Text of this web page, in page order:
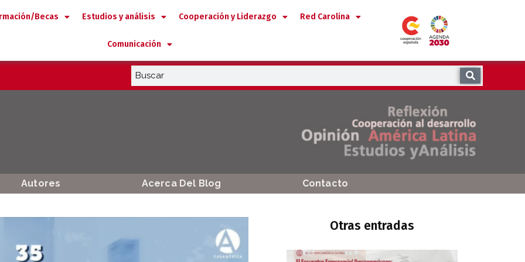
Becas Estudios y análisis Cooperación y Liderazgo Red Carolina
Comunicación
Autores Acerca Del Blog Contacto
Otras entradas